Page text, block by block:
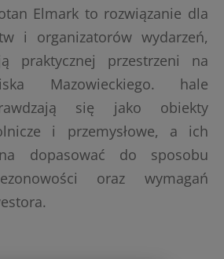
Elmark to rozwiązanie dla
i organizatorów wydarzeń,
praktycznej przestrzeni na
Mazowieckiego. hale
się jako obiekty
i przemysłowe, a ich
dopasować do sposobu
oraz wymagań